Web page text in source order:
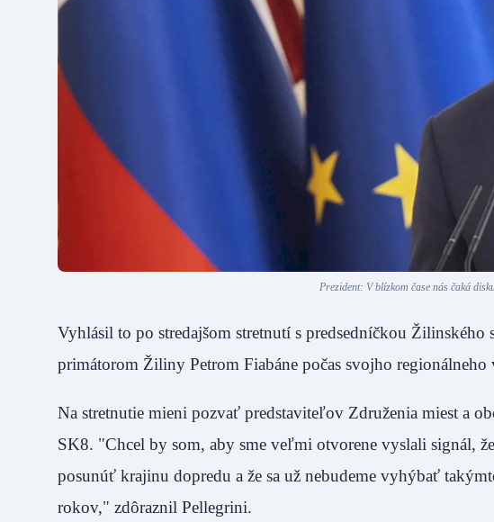
Prezident: V blízkom čase nás čaká
Vyhlásil to po stredajšom stretnutí s predsedníčkou
primátorom Žiliny Petrom Fiabáne počas svojho
Na stretnutie mieni pozvať predstaviteľov Združenia miest a
SK8. "Chcel by som, aby sme veľmi otvorene vyslali signál,
posunúť krajinu dopredu a že sa už nebudeme vyhýbať
rokov," zdôraznil Pellegrini.